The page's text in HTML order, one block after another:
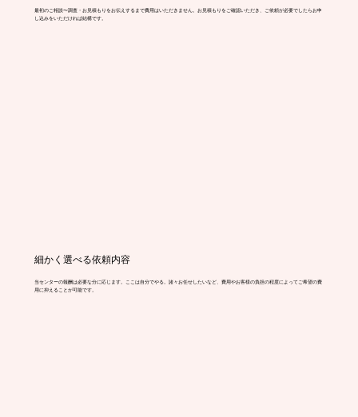
最初のご相談〜調査・お見積もりをお伝えするまで費用はいただきません。お見積もりをご確認いただき、ご依頼が必要でしたらお申
し込みをいただければ結構です。
細かく選べる依頼内容
当センターの報酬は必要な分に応じます。ここは自分でやる。諸々お任せしたいなど、費用やお客様の負担の程度によってご希望の費
用に抑えることが可能です。